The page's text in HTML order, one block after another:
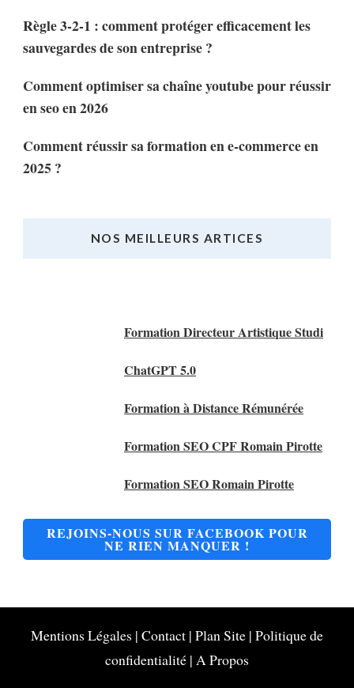
Règle 3-2-1 : comment protéger efficacement les
sauvegardes de son entreprise ?
Comment optimiser sa chaîne youtube pour réussir
en seo en 2026
Comment réussir sa formation en e-commerce en
2025 ?
NOS MEILLEURS ARTICES
Formation Directeur Artistique Studi
ChatGPT 5.0
Formation à Distance Rémunérée
Formation SEO CPF Romain Pirotte
Formation SEO Romain Pirotte
REJOINS-NOUS SUR FACEBOOK POUR
NE RIEN MANQUER !
Mentions Légales | Contact | Plan Site | Politique de
confidentialité | A Propos